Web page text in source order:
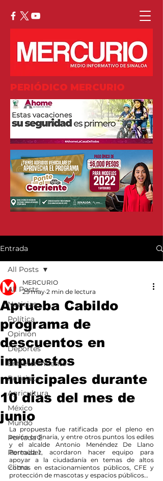
PERIÓDICO MERCURIO
Entrada
All Posts
Noticias
Política
Opinión
Deportes
Entretenimiento
Policiaca
Agricultura
México
Mundo
Portada 2
Portada 1
Clima
All Posts
Aprueba Cabildo
programa de
descuentos en
impuestos
municipales durante
10 días del mes de
junio
MERCURIO
29 may 2 min de lectura
La propuesta fue ratificada por el pleno en
sesión ordinaria, y entre otros puntos los ediles
y el alcalde Antonio Menéndez De Llano
Bermúdez, acordaron hacer equipo para
apoyar a la ciudadanía en temas de altos
cobros en estacionamientos públicos, CFE y
protección de mascotas y espacios públicos…